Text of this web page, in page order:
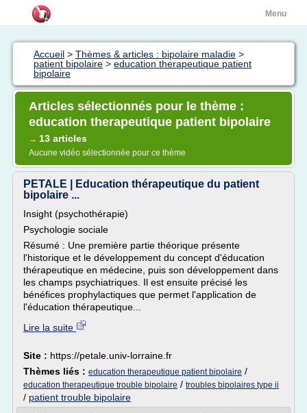
Menu
Accueil > Thèmes & articles : bipolaire maladie >
patient bipolaire > education therapeutique patient
bipolaire
Articles sélectionnés pour le thème :
education therapeutique patient bipolaire
→ 13 articles
Aucune vidéo sélectionnée pour ce thème
PETALE | Education thérapeutique du patient
bipolaire ...
Insight (psychothérapie)
Psychologie sociale
Résumé : Une première partie théorique présente
l'historique et le développement du concept d'éducation
thérapeutique en médecine, puis son développement dans
les champs psychiatriques. Il est ensuite précisé les
bénéfices prophylactiques que permet l'application de
l'éducation thérapeutique...
Lire la suite
Site : https://petale.univ-lorraine.fr
Thèmes liés : education therapeutique patient bipolaire /
education therapeutique trouble bipolaire / troubles bipolaires type ii
/ patient trouble bipolaire